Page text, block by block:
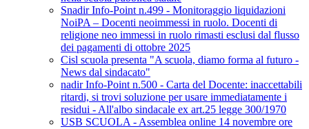
Snadir Info-Point n.499 - Monitoraggio liquidazioni
NoiPA – Docenti neoimmessi in ruolo. Docenti di
religione neo immessi in ruolo rimasti esclusi dal flusso
dei pagamenti di ottobre 2025
Cisl scuola presenta "A scuola, diamo forma al futuro -
News dal sindacato"
nadir Info-Point n.500 - Carta del Docente: inaccettabili
ritardi, si trovi soluzione per usare immediatamente i
residui - All'albo sindacale ex art.25 legge 300/1970
USB SCUOLA - Assemblea online 14 novembre ore